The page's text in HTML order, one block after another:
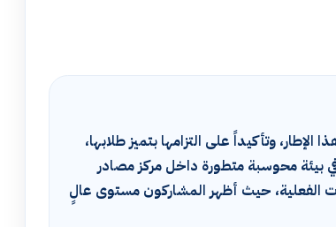
وتأكيداً على التزامها بتميز طلابها،
بيئة محوسبة متطورة داخل مركز مصادر
الفعلية، حيث أظهر المشاركون مستوى عالٍ